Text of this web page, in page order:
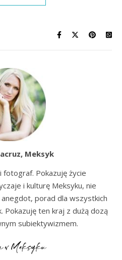
Meksyk
fotograf. Pokazuję życie
i kulturę Meksyku, nie
porad dla wszystkich
Pokazuję ten kraj z dużą dozą
subiektywizmem.